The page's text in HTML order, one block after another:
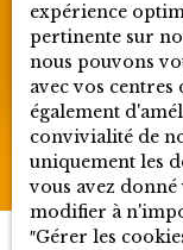
Agence
pour
expérience
pertinente sur
nous pouvons
avec vos
également
convivialité de
uniquement les
vous avez
modifier à
″Gérer les